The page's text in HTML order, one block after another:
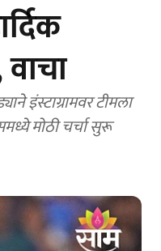
इंस्टाग्रामवर टीमला
मोठी चर्चा सुरू